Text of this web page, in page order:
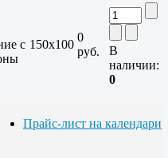
с 150x100
0
руб.
В
наличии:
0
Прайс-лист на календари